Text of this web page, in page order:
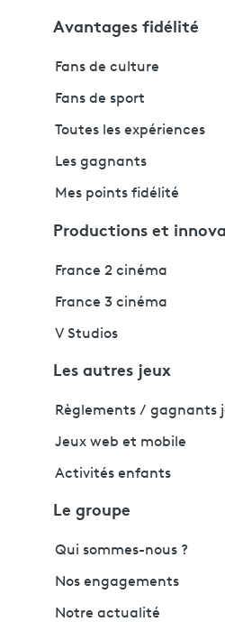
Avantages fidélité
Fans de culture
Fans de sport
Toutes les expériences
Les gagnants
Mes points fidélité
Productions et
France 2 cinéma
France 3 cinéma
V Studios
Les autres jeux
Règlements / gagnants
Jeux web et mobile
Activités enfants
Le groupe
Qui sommes-nous ?
Nos engagements
Notre actualité